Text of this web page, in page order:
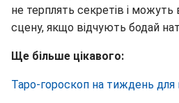
не терплять секретів і
сцену, якщо відчують бодай
Ще більше цікавого:
Таро-гороскоп на тиждень для